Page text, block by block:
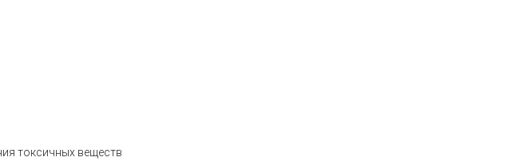
токсичных веществ